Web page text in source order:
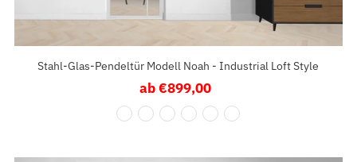
Stahl-Glas-Pendeltür Modell Noah - Industrial Loft Style
Regulärer
Preis
ab €899,00